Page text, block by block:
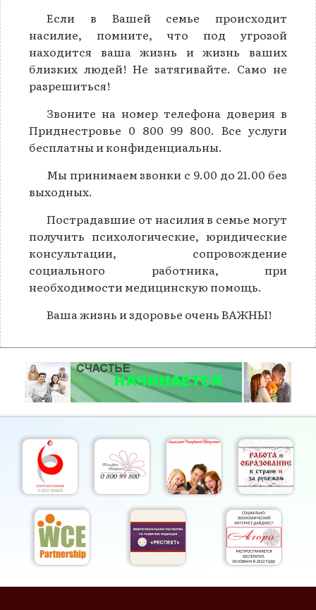
Если в Вашей семье происходит
насилие, помните, что под угрозой
находится ваша жизнь и жизнь ваших
близких людей! Не затягивайте. Само не
разрешиться!
Звоните на номер телефона доверия в
Приднестровье 0 800 99 800. Все услуги
бесплатны и конфиденциальны.
Мы принимаем звонки с 9.00 до 21.00 без
выходных.
Пострадавшие от насилия в семье могут
получить психологические, юридические
консультации, сопровождение
социального работника, при
необходимости медицинскую помощь.
Ваша жизнь и здоровье очень ВАЖНЫ!